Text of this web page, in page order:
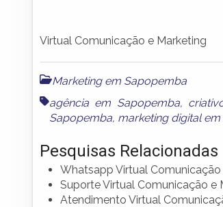
Virtual Comunicação e Marketing
Marketing em Sapopemba
agência em Sapopemba,
Sapopemba, marketing digital
Pesquisas Relacionadas
Whatsapp Virtual Comunicação
Suporte Virtual Comunicação e
Atendimento Virtual